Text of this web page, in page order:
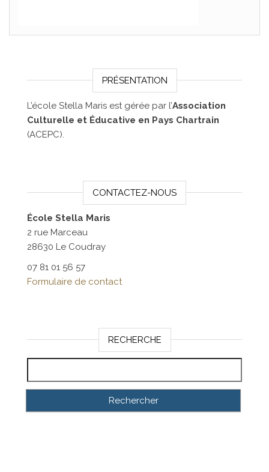
PRÉSENTATION
L’école Stella Maris est gérée par l’Association
Culturelle et Éducative en Pays Chartrain
(ACEPC).
CONTACTEZ-NOUS
École Stella Maris
2 rue Marceau
28630 Le Coudray
07 81 01 56 57
Formulaire de contact
RECHERCHE